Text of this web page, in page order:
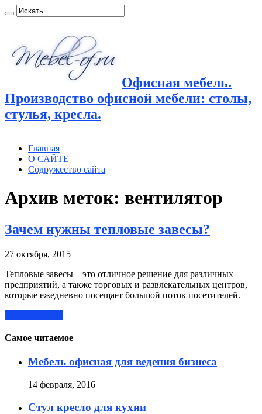
Офисная мебель.
Производство офисной мебели: столы,
стулья, кресла.
Главная
О САЙТЕ
Содружество сайта
Архив меток: вентилятор
Зачем нужны тепловые завесы?
27 октября, 2015
Тепловые завесы – это отличное решение для различных
предприятий, а также торговых и развлекательных центров,
которые ежедневно посещает большой поток посетителей.
Самое читаемое
Мебель офисная для ведения бизнеса
14 февраля, 2016
Стул кресло для кухни